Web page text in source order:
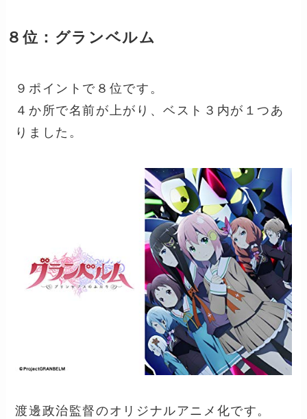
８位：グランベルム
９ポイントで８位です。
４か所で名前が上がり、ベスト３内が１つあ
りました。
渡邊政治監督のオリジナルアニメ化です。